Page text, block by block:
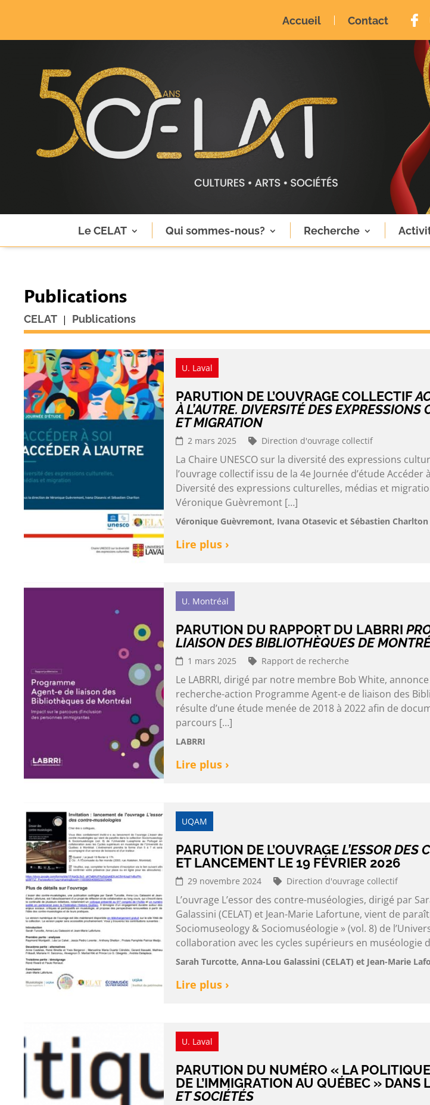
Accueil Contact
Le CELAT Qui sommes-nous? Recherche
Publications
CELAT | Publications
U. Laval
PARUTION DE L’OUVRAGE COLLECTIF
À L’AUTRE. DIVERSITÉ DES
ET MIGRATION
2 mars 2025 Direction d'ouvrage collectif
La Chaire UNESCO sur la diversité des expressions
l’ouvrage collectif issu de la 4e Journée d’étude Accéder
Diversité des expressions culturelles, médias et
Véronique Guèvremont […]
Véronique Guèvremont, Ivana Otasevic et Sébastien Charlton
Lire plus ›
U. Montréal
PARUTION DU RAPPORT DU LABRRI
LIAISON DES BIBLIOTHÈQUES DE
1 mars 2025 Rapport de recherche
Le LABRRI, dirigé par notre membre Bob White,
recherche-action Programme Agent-e de liaison des
résulte d’une étude menée de 2018 à 2022 afin de
parcours […]
LABRRI
Lire plus ›
UQAM
PARUTION DE L’OUVRAGEL’ESSOR DES
ET LANCEMENT LE 19 FÉVRIER 2026
29 novembre 2024 Direction d'ouvrage collectif
L’ouvrage L’essor des contre-muséologies, dirigé par
Galassini (CELAT) et Jean-Marie Lafortune, vient de
Sociomuseology & Sociomuséologie » (vol. 8) de
collaboration avec les cycles supérieurs en muséologie
Sarah Turcotte, Anna-Lou Galassini (CELAT) et Jean-Marie
Lire plus ›
U. Laval
PARUTION DU NUMÉRO « LA
DE L’IMMIGRATION AU QUÉBEC » DANS
ET SOCIÉTÉS